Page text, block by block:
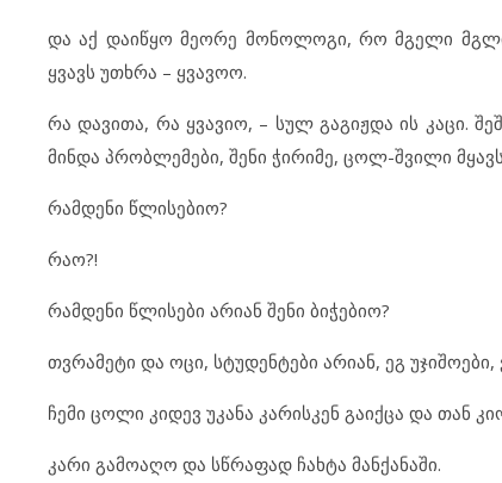
და აქ დაიწყო მეორე მონოლოგი, რო მგელი
ყვავს უთხრა – ყვავოო.
რა დავითა, რა ყვავიო, – სულ გაგიჟდა ის კაცი.
მინდა პრობლემები, შენი ჭირიმე, ცოლ-შვილი
რამდენი წლისებიო?
რაო?!
რამდენი წლისები არიან შენი ბიჭებიო?
თვრამეტი და ოცი, სტუდენტები არიან, ეგ
ჩემი ცოლი კიდევ უკანა კარისკენ გაიქცა და თან
კარი გამოაღო და სწრაფად ჩახტა მანქანაში.